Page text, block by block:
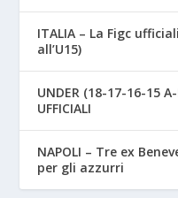
ITALIA – La Figc
all’U15)
UNDER (18-17-16-15
UFFICIALI
NAPOLI – Tre ex
per gli azzurri